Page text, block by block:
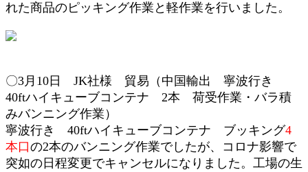
れた商品のピッキング作業と軽作業を行いました。
〇3月10 日 JK社様 貿易（中国輸出 寧波行き
40ftハイキューブコンテナ 2本 荷受作業・ バラ積
みバンニング作業）
寧波行き 40ftハイキューブコンテナ ブッキング4
本口の2本のバンニング作業でしたが、コロナ影響で
突如の日程変更でキャンセルになりました。工場の生